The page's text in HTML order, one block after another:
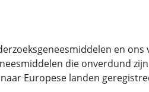
en
die onverdund
Europese landen